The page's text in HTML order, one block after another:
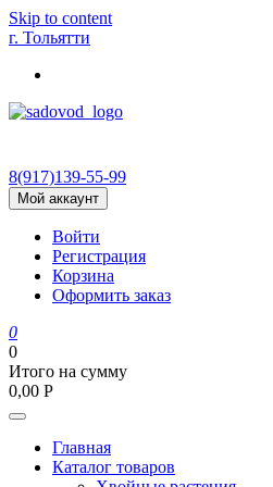
Skip to content
г. Тольятти
8(917)139‑55-99
Мой аккаунт
Войти
Регистрация
Корзина
Оформить заказ
0
0
Итого на сумму
0,00 Р
Главная
Каталог товаров